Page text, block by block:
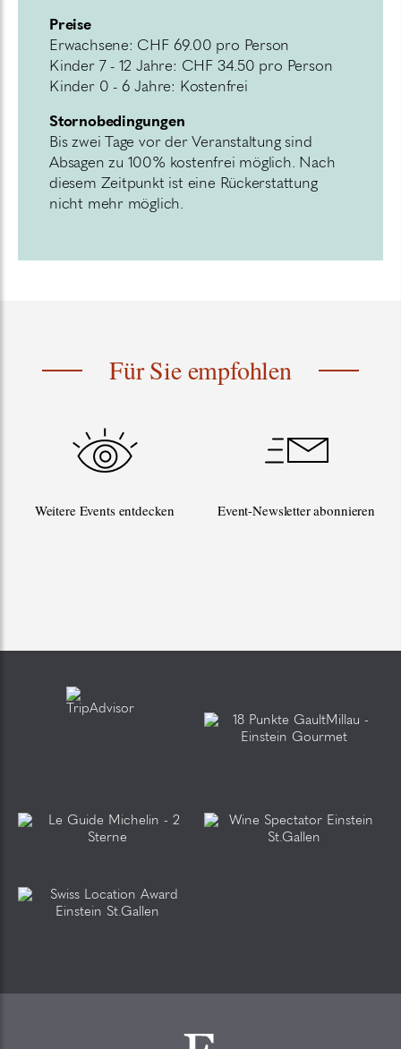
Preise
Erwachsene: CHF 69.00 pro Person
Kinder 7 - 12 Jahre: CHF 34.50 pro Person
Kinder 0 - 6 Jahre: Kostenfrei
Stornobedingungen
Bis zwei Tage vor der Veranstaltung sind
Absagen zu 100% kostenfrei möglich. Nach
diesem Zeitpunkt ist eine Rückerstattung
nicht mehr möglich.
Für Sie empfohlen
Weitere Events entdecken Event-Newsletter abonnieren